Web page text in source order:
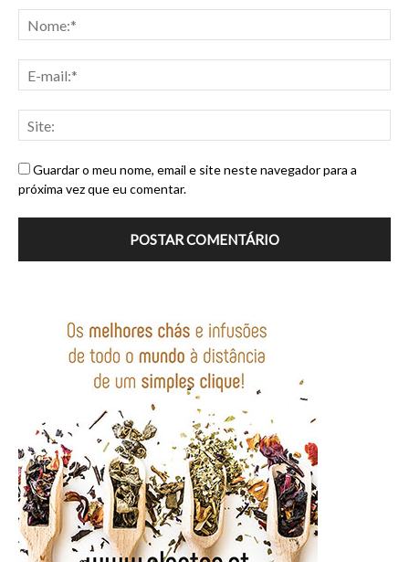
Guardar o meu nome, email e site neste navegador para a
próxima vez que eu comentar.